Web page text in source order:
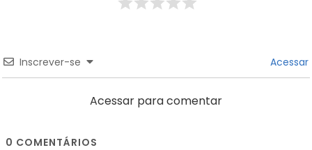
Inscrever-se Acessar
Acessar para comentar
0 COMENTÁRIOS